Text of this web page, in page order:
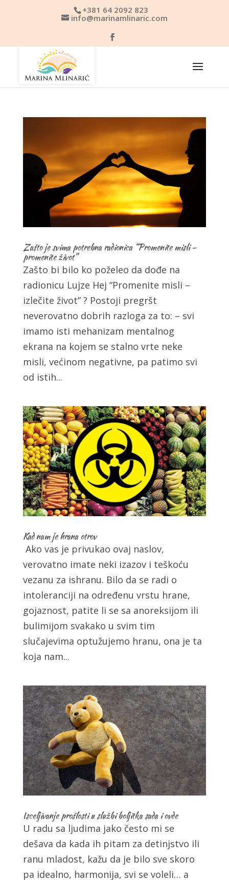
+381 64 2092 823
info@marinamlinaric.com
Zašto je svima potrebna radionica “Promenite misli –
promenite život”
Zašto bi bilo ko poželeo da dođe na
radionicu Lujze Hej “Promenite misli –
izlečite život” ? Postoji pregršt
neverovatno dobrih razloga za to: – svi
imamo isti mehanizam mentalnog
ekrana na kojem se stalno vrte neke
misli, većinom negativne, pa patimo svi
od istih...
Kad nam je hrana otrov
Ako vas je privukao ovaj naslov,
verovatno imate neki izazov i teškoću
vezanu za ishranu. Bilo da se radi o
intoleranciji na određenu vrstu hrane,
gojaznost, patite li se sa anoreksijom ili
bulimijom svakako u svim tim
slučajevima optužujemo hranu, ona je ta
koja nam...
Isceljivanje prošlosti u službi boljitka sada i ovde
U radu sa ljudima jako često mi se
dešava da kada ih pitam za detinjstvo ili
ranu mladost, kažu da je bilo sve skoro
pa idealno, harmonija, svi se voleli… a